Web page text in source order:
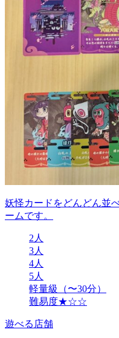
妖怪カードをどんどん並
ームです。
2人
3人
4人
5人
軽量級（〜30分）
難易度★☆☆
遊べる店舗